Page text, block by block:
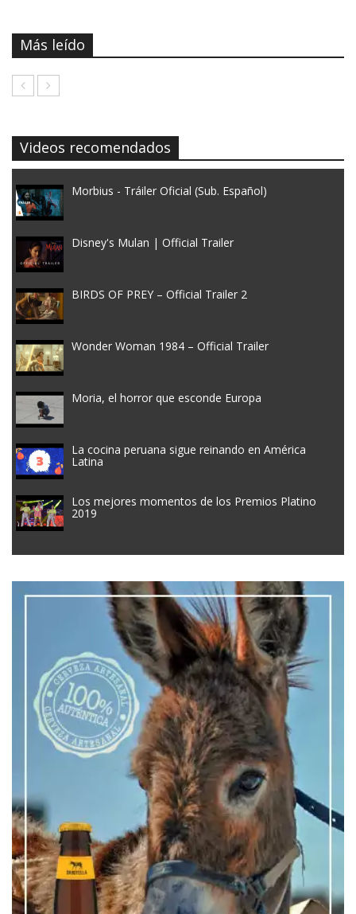
Más leído
Videos recomendados
Morbius - Tráiler Oficial (Sub. Español)
Disney's Mulan | Official Trailer
BIRDS OF PREY – Official Trailer 2
Wonder Woman 1984 – Official Trailer
Moria, el horror que esconde Europa
La cocina peruana sigue reinando en América
Latina
Los mejores momentos de los Premios Platino
2019